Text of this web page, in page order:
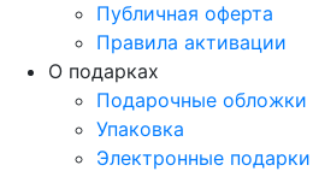
Публичная оферта
Правила активации
О подарках
Подарочные обложки
Упаковка
Электронные подарки